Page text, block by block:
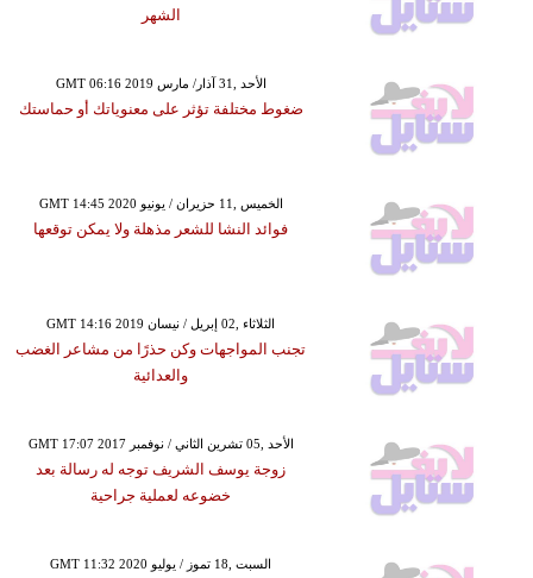
الشهر
GMT 06:16 2019 الأحد ,31 آذار/ مارس
ضغوط مختلفة تؤثر على معنوياتك أو حماستك
GMT 14:45 2020 الخميس ,11 حزيران / يونيو
فوائد النشا للشعر مذهلة ولا يمكن توقعها
GMT 14:16 2019 الثلاثاء ,02 إبريل / نيسان
تجنب المواجهات وكن حذرًا من مشاعر الغضب
والعدائية
GMT 17:07 2017 الأحد ,05 تشرين الثاني / نوفمبر
زوجة يوسف الشريف توجه له رسالة بعد
خضوعه لعملية جراحية
GMT 11:32 2020 السبت ,18 تموز / يوليو